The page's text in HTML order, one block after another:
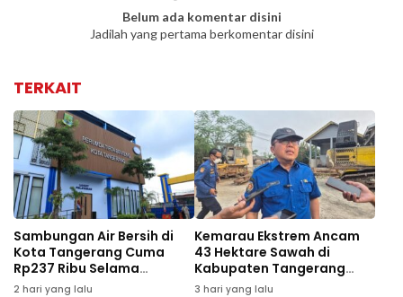
Belum ada komentar disini
Jadilah yang pertama berkomentar disini
TERKAIT
Sambungan Air Bersih di
Kota Tangerang Cuma
Rp237 Ribu Selama
Agustus, Ini Syaratnya
2 hari yang lalu
Kemarau Ekstrem Ancam
43 Hektare Sawah di
Kabupaten Tangerang
Gagal Panen
3 hari yang lalu